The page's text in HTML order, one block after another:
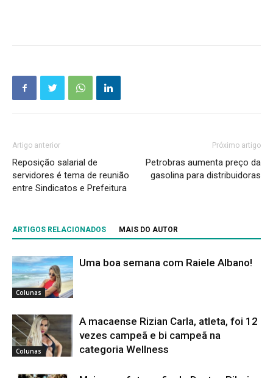
Artigo anterior
Reposição salarial de
servidores é tema de reunião
entre Sindicatos e Prefeitura
Próximo artigo
Petrobras aumenta preço da
gasolina para distribuidoras
ARTIGOS RELACIONADOS MAIS DO AUTOR
Colunas
Uma boa semana com Raiele Albano!
Colunas
A macaense Rizian Carla, atleta, foi 12
vezes campeã e bi campeã na
categoria Wellness